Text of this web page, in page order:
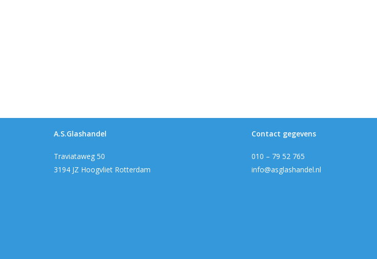
A.S.Glashandel
Traviataweg 50
3194 JZ Hoogvliet Rotterdam
Contact gegevens
010 – 79 52 765
info@asglashandel.nl